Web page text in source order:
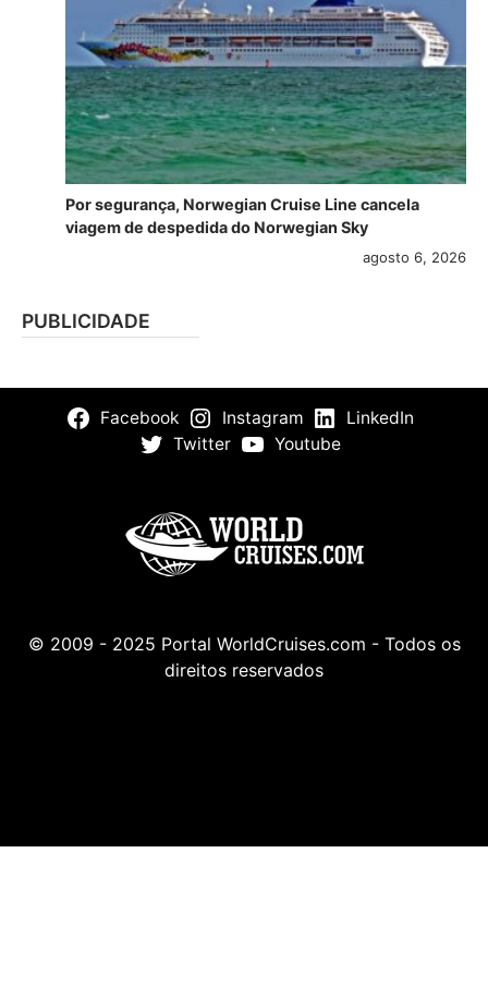
Por segurança, Norwegian Cruise Line cancela
viagem de despedida do Norwegian Sky
agosto 6, 2026
PUBLICIDADE
Facebook Instagram
LinkedIn
Twitter
Youtube
© 2009 - 2025 Portal WorldCruises.com - Todos os
direitos reservados